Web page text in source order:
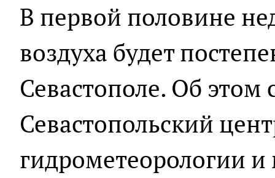
В первой половине
воздуха будет
Севастополе. Об этом
Севастопольский
гидрометеорологии